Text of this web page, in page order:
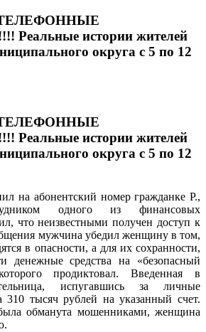
истории жителей
округа с 5 по 12
истории жителей
округа с 5 по 12
на абонентский номер гражданке Р.,
одного из финансовых
что неизвестными получен доступ к
мужчина убедил женщину в том,
в опасности, а для их сохранности,
денежные средства на «безопасный
продиктовал. Введенная в
испугавшись за личные
310 тысяч рублей на указанный счет.
обманута мошенниками, женщина